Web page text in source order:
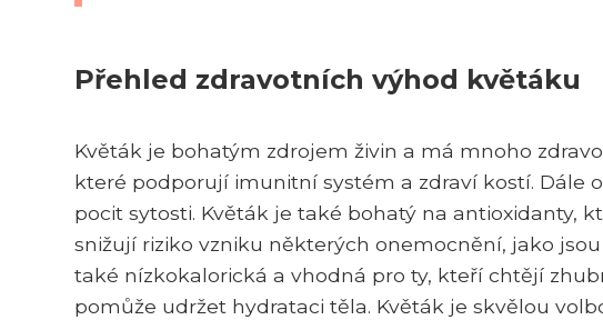
Přehled zdravotních výhod květáku
Květák je bohatým zdrojem živin a má mnoho
které podporují imunitní systém a zdraví kostí. Dále
pocit sytosti. Květák je také bohatý na antioxidanty,
snižují riziko vzniku některých onemocnění, jako
také nízkokalorická a vhodná pro ty, kteří chtějí
pomůže udržet hydrataci těla. Květák je skvělou